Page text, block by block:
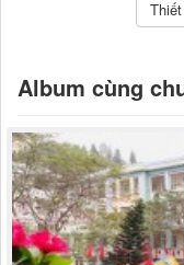
Album cùng